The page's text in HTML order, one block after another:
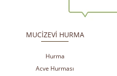
MUCİZEVİ HURMA
Hurma
Acve Hurması